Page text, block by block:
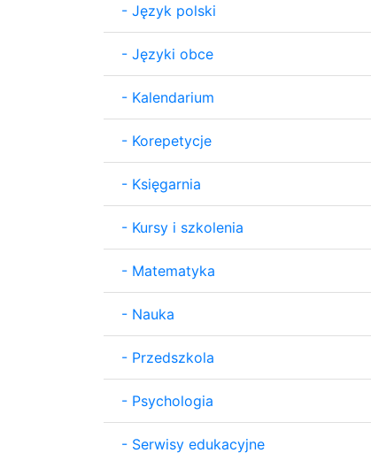
- Język polski
- Języki obce
- Kalendarium
- Korepetycje
- Księgarnia
- Kursy i szkolenia
- Matematyka
- Nauka
- Przedszkola
- Psychologia
- Serwisy edukacyjne